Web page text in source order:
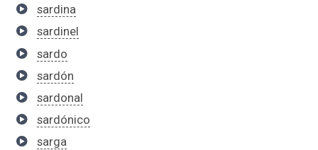
sardina
sardinel
sardo
sardón
sardonal
sardónico
sarga